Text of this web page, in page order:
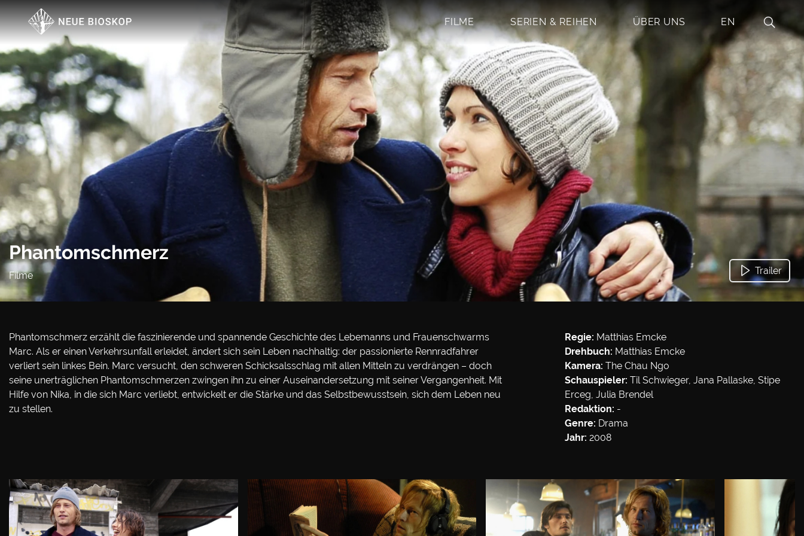
FILME SERIEN & REIHEN ÜBER UNS EN
Phantomschmerz
Filme Trailer
Phantomschmerz erzählt die faszinierende und spannende Geschichte des Lebemanns und Frauenschwarms
Marc. Als er einen Verkehrsunfall erleidet, ändert sich sein Leben nachhaltig: der passionierte Rennradfahrer
verliert sein linkes Bein. Marc versucht, den schweren Schicksalsschlag mit allen Mitteln zu verdrängen – doch
seine unerträglichen Phantomschmerzen zwingen ihn zu einer Auseinandersetzung mit seiner Vergangenheit. Mit
Hilfe von Nika, in die sich Marc verliebt, entwickelt er die Stärke und das Selbstbewusstsein, sich dem Leben neu
zu stellen.
Regie: Matthias Emcke
Drehbuch: Matthias Emcke
Kamera: The Chau Ngo
Schauspieler: Til Schwieger, Jana Pallaske, Stipe
Erceg, Julia Brendel
Redaktion: -
Genre: Drama
Jahr: 2008